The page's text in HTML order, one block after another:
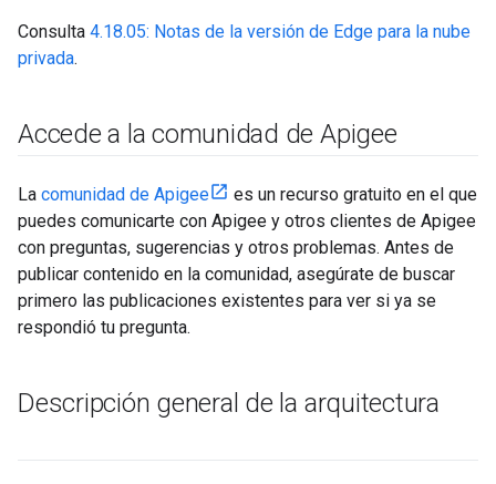
Consulta 4.18.05: Notas de la versión de Edge para la nube
privada.
Accede a la comunidad de Apigee
La comunidad de Apigee
es un recurso gratuito en el que
puedes comunicarte con Apigee y otros clientes de Apigee
con preguntas, sugerencias y otros problemas. Antes de
publicar contenido en la comunidad, asegúrate de buscar
primero las publicaciones existentes para ver si ya se
respondió tu pregunta.
Descripción general de la arquitectura